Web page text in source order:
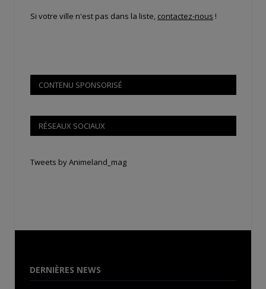
Si votre ville n'est pas dans la liste, contactez-nous !
CONTENU SPONSORISÉ
RÉSEAUX SOCIAUX
Tweets by Animeland_mag
DERNIÈRES NEWS